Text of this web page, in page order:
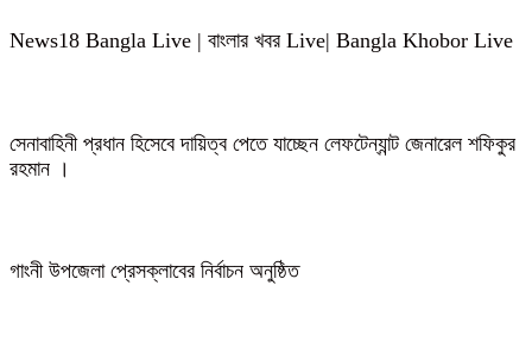
News18 Bangla Live | বাংলার খবর Live| Bangla Khobor Live
সেনাবাহিনী প্রধান হিসেবে দায়িত্ব পেতে যাচ্ছেন লেফটেন্যান্ট জেনারেল শফিকুর
রহমান ।
গাংনী উপজেলা প্রেসক্লাবের নির্বাচন অনুষ্ঠিত